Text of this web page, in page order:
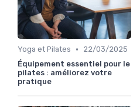
Yoga et Pilates •
22/03/2025
Équipement essentiel pour le
pilates : améliorez votre
pratique